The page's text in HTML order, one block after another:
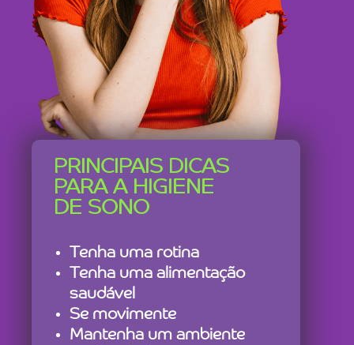
PRINCIPAIS DICAS
PARA A HIGIENE
DE SONO
Tenha uma rotina
Tenha uma alimentação
saudável
Se movimente
Mantenha um ambiente